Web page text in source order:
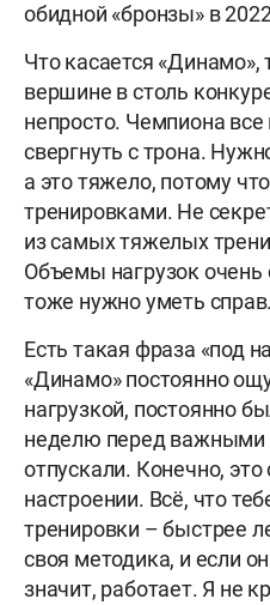
обидной «бронзы» в
Что касается «Динамо»,
вершине в столь
непросто. Чемпиона
свергнуть с трона.
а это тяжело, потому
тренировками. Не
из самых тяжелых
Объемы нагрузок очень
тоже нужно уметь
Есть такая фраза «под
«Динамо» постоянно
нагрузкой, постоянно
неделю перед важными
отпускали. Конечно,
настроении. Всё, что
тренировки – быстрее
своя методика, и если
значит, работает. Я не